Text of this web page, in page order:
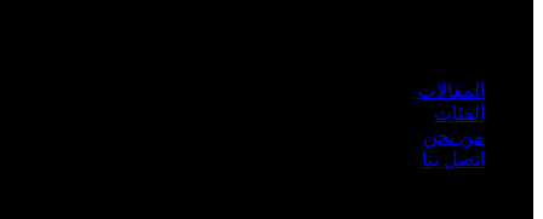
المقالات
الفئات
من نحن
اتصل بنا